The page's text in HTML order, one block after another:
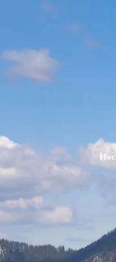
Aktivitäten im Chiemgau
Wandern & Gipfelglück
Mountainbiken
Chiemsee &
Winter
Golfen
&
Orte